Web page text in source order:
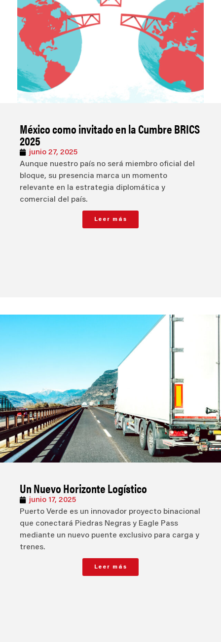
México como invitado en la Cumbre BRICS
2025
junio 27, 2025
Aunque nuestro país no será miembro oficial del
bloque, su presencia marca un momento
relevante en la estrategia diplomática y
comercial del país.
Leer más
Un Nuevo Horizonte Logístico
junio 17, 2025
Puerto Verde es un innovador proyecto binacional
que conectará Piedras Negras y Eagle Pass
mediante un nuevo puente exclusivo para carga y
trenes.
Leer más